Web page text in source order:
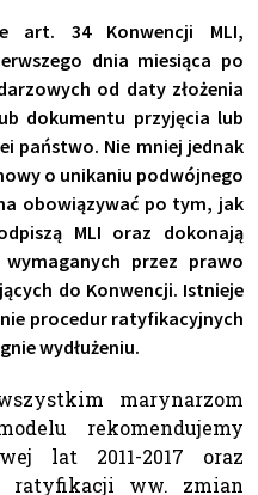
art. 34 Konwencji MLI,
dnia miesiąca po
od daty złożenia
dokumentu przyjęcia lub
państwo. Nie mniej jednak
o unikaniu podwójnego
obowiązywać po tym, jak
MLI oraz dokonają
przez prawo
do Konwencji. Istnieje
procedur ratyfikacyjnych
wydłużeniu.
marynarzom
rekomendujemy
lat 2011-2017 oraz
ratyfikacji ww. zmian